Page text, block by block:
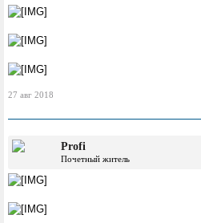
27 авг 2018
Profi
Почетный житель